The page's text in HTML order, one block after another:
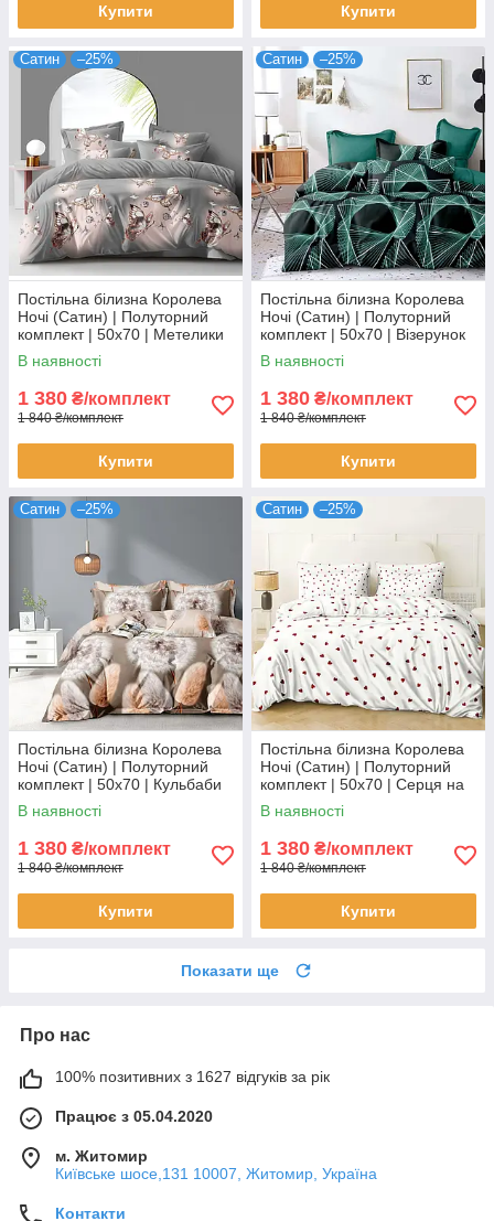
Купити Купити
Сатин –25%
Постільна білизна Королева
Ночі (Сатин) | Полуторний
комплект | 50х70 | Метелики
на сірому
В наявності
1 380 ₴/комплект
1 840 ₴/комплект
Купити
Сатин –25%
Постільна білизна Королева
Ночі (Сатин) | Полуторний
комплект | 50х70 | Візерунок
на темному та бірюзовому
В наявності
1 380 ₴/комплект
1 840 ₴/комплект
Купити
Сатин –25%
Постільна білизна Королева
Ночі (Сатин) | Полуторний
комплект | 50х70 | Кульбаби
на бежевому
В наявності
1 380 ₴/комплект
1 840 ₴/комплект
Купити
Сатин –25%
Постільна білизна Королева
Ночі (Сатин) | Полуторний
комплект | 50х70 | Серця на
білому
В наявності
1 380 ₴/комплект
1 840 ₴/комплект
Купити
Показати ще
Про нас
100% позитивних з 1627 відгуків за рік
Працює з 05.04.2020
м. Житомир
Київське шосе,131 10007, Житомир, Україна
Контакти